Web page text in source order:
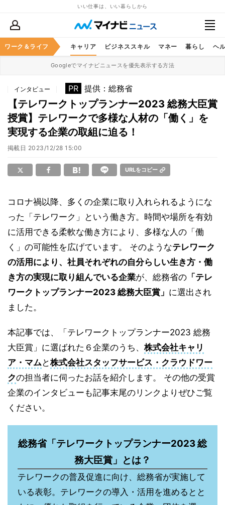
いい仕事は、いい暮らしから
ワーク＆ライフ キャリア ビジネススキル マネー 暮らし ヘ
Googleでマイナビニュースを優先表示する方法
インタビュー PR 提供：総務省
【テレワークトップランナー2023 総務大臣賞
授賞】テレワークで多様な人材の「働く」を
実現する企業の取組に迫る！
掲載日 2023/12/28 15:00
URLをコピー
コロナ禍以降、多くの企業に取り入れられるようにな
った「テレワーク」という働き方。時間や場所を有効
に活用できる柔軟な働き方により、多様な人の「働
く」の可能性を広げています。 そのようなテレワーク
の活用により、社員それぞれの自分らしい生き方・働
き方の実現に取り組んでいる企業が、総務省の 「テレ
ワークトップランナー2023 総務大臣賞」 に選出され
ました。
本記事では、「テレワークトップランナー2023 総務
大臣賞」に選ばれた６企業のうち、 株式会社キャリ
ア・マムと株式会社スタッフサービス・クラウドワー
クの担当者に伺ったお話を紹介します。 その他の受賞
企業のインタビューも記事末尾のリンクよりぜひご覧
ください。
総務省「テレワークトップランナー2023 総
務大臣賞」とは？
テレワークの普及促進に向け、総務省が実施して
いる表彰。テレワークの導入・活用を進めるとと